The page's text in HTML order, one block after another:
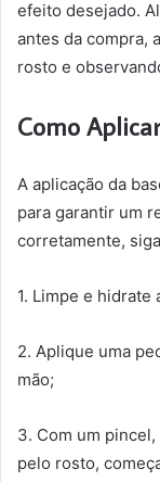
efeito desejado.
antes da compra,
rosto e
Como
A aplicação da
para garantir um
corretamente,
1. Limpe e hidrate
2. Aplique uma
mão;
3. Com um
pelo rosto,